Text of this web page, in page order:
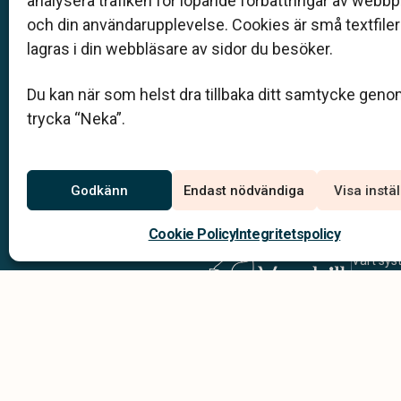
och din användarupplevelse. Cookies är små
lagras i din webbläsare av sidor du besöker.
Du kan när som helst dra tillbaka ditt samtycke
trycka “Neka”.
Godkänn Endast nödvändiga Visa
Cookie PolicyIntegritetspolicy
auktoriserade av Sveriges begravningsbyråers
(SBF). Det personliga är centralt för oss, både
bemötande och när vi utformar skräddarsydda
Kom i kontakt med oss
Vårt